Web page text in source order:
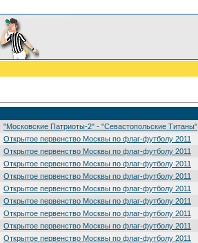
"Московские Патриоты-2" - "Севастопольские Титаны"
Открытое первенство Москвы по флаг-футболу 2011
Открытое первенство Москвы по флаг-футболу 2011
Открытое первенство Москвы по флаг-футболу 2011
Открытое первенство Москвы по флаг-футболу 2011
Открытое первенство Москвы по флаг-футболу 2011
Открытое первенство Москвы по флаг-футболу 2011
Открытое первенство Москвы по флаг-футболу 2011
Открытое первенство Москвы по флаг-футболу 2011
Открытое первенство Москвы по флаг-футболу 2011